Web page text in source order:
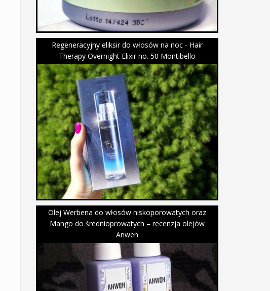
Regeneracyjny eliksir do włosów na noc - Hair
Therapy Overnight Elixir no. 50 Montibello
Olej Werbena do włosów niskoporowatych oraz
Mango do średnioprowatych – recenzja olejów
Anwen